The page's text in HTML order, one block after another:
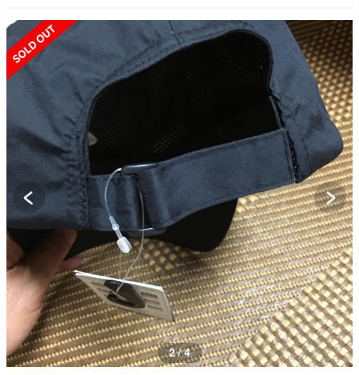
SOLD OUT
2 / 4